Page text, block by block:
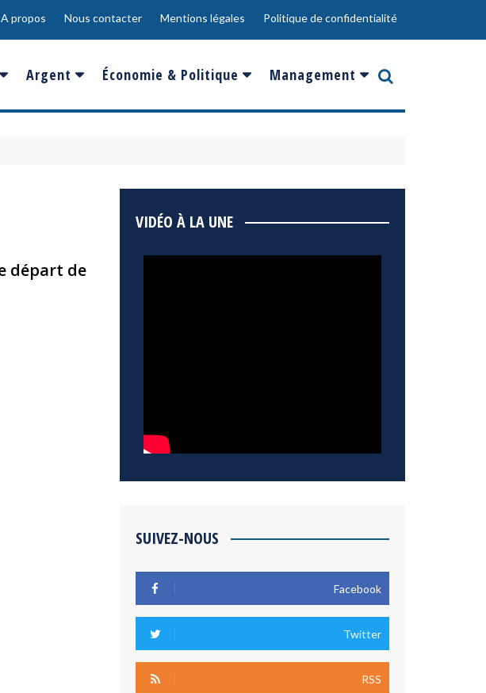
A propos Nous contacter Mentions légales Politique de confidentialité
Argent
Salaire
Epargne & Placements
Économie & Politique
France
Management
Innovation
départ de
VIDÉO À LA UNE
SUIVEZ-NOUS
Facebook
Twitter
RSS